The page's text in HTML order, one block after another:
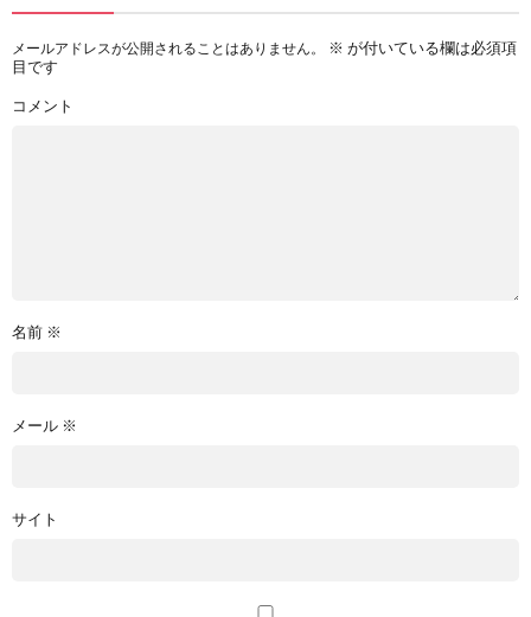
メールアドレスが公開されることはありません。 ※ が付いている欄は必須項
目です
コメント
名前 ※
メール ※
サイト